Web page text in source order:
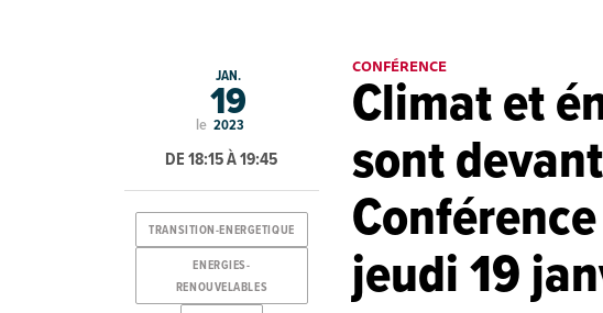
CONFÉRENCE
Climat et
sont
jeudi 19
le
JAN.
19
2023
DE 18:15 À 19:45
TRANSITION-ENERGETIQUE
ENERGIES-
RENOUVELABLES